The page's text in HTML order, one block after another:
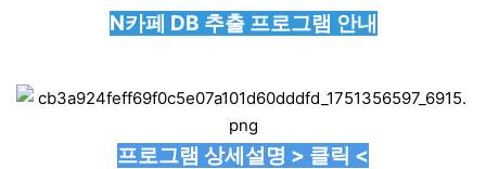
N카페 DB 추출 프로그램 안내
프로그램 상세설명 > 클릭 <